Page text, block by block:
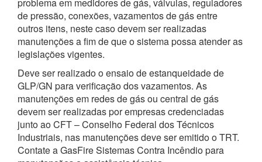
de pressão, conexões, vazamentos de gás entre
outros itens, neste caso devem ser realizadas
manutenções a fim de que o sistema possa atender as
legislações vigentes.
Deve ser realizado o ensaio de estanqueidade de
GLP/GN para verificação dos vazamentos. As
manutenções em redes de gás ou central de gás
devem ser realizadas por empresas credenciadas
junto ao CFT – Conselho Federal dos Técnicos
Industriais, nas manutenções deve ser emitido o TRT.
Contate a GasFire Sistemas Contra Incêndio para